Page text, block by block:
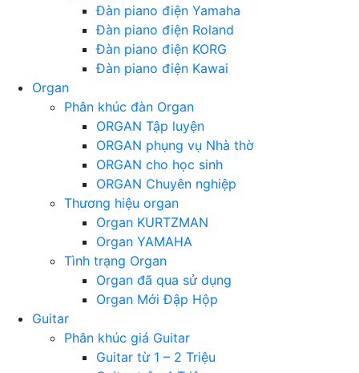
Đàn piano điện Yamaha
Đàn piano điện Roland
Đàn piano điện KORG
Đàn piano điện Kawai
Organ
Phân khúc đàn Organ
ORGAN Tập luyện
ORGAN phụng vụ Nhà thờ
ORGAN cho học sinh
ORGAN Chuyên nghiệp
Thương hiệu organ
Organ KURTZMAN
Organ YAMAHA
Tình trạng Organ
Organ đã qua sử dụng
Organ Mới Đập Hộp
Guitar
Phân khúc giá Guitar
Guitar từ 1 – 2 Triệu